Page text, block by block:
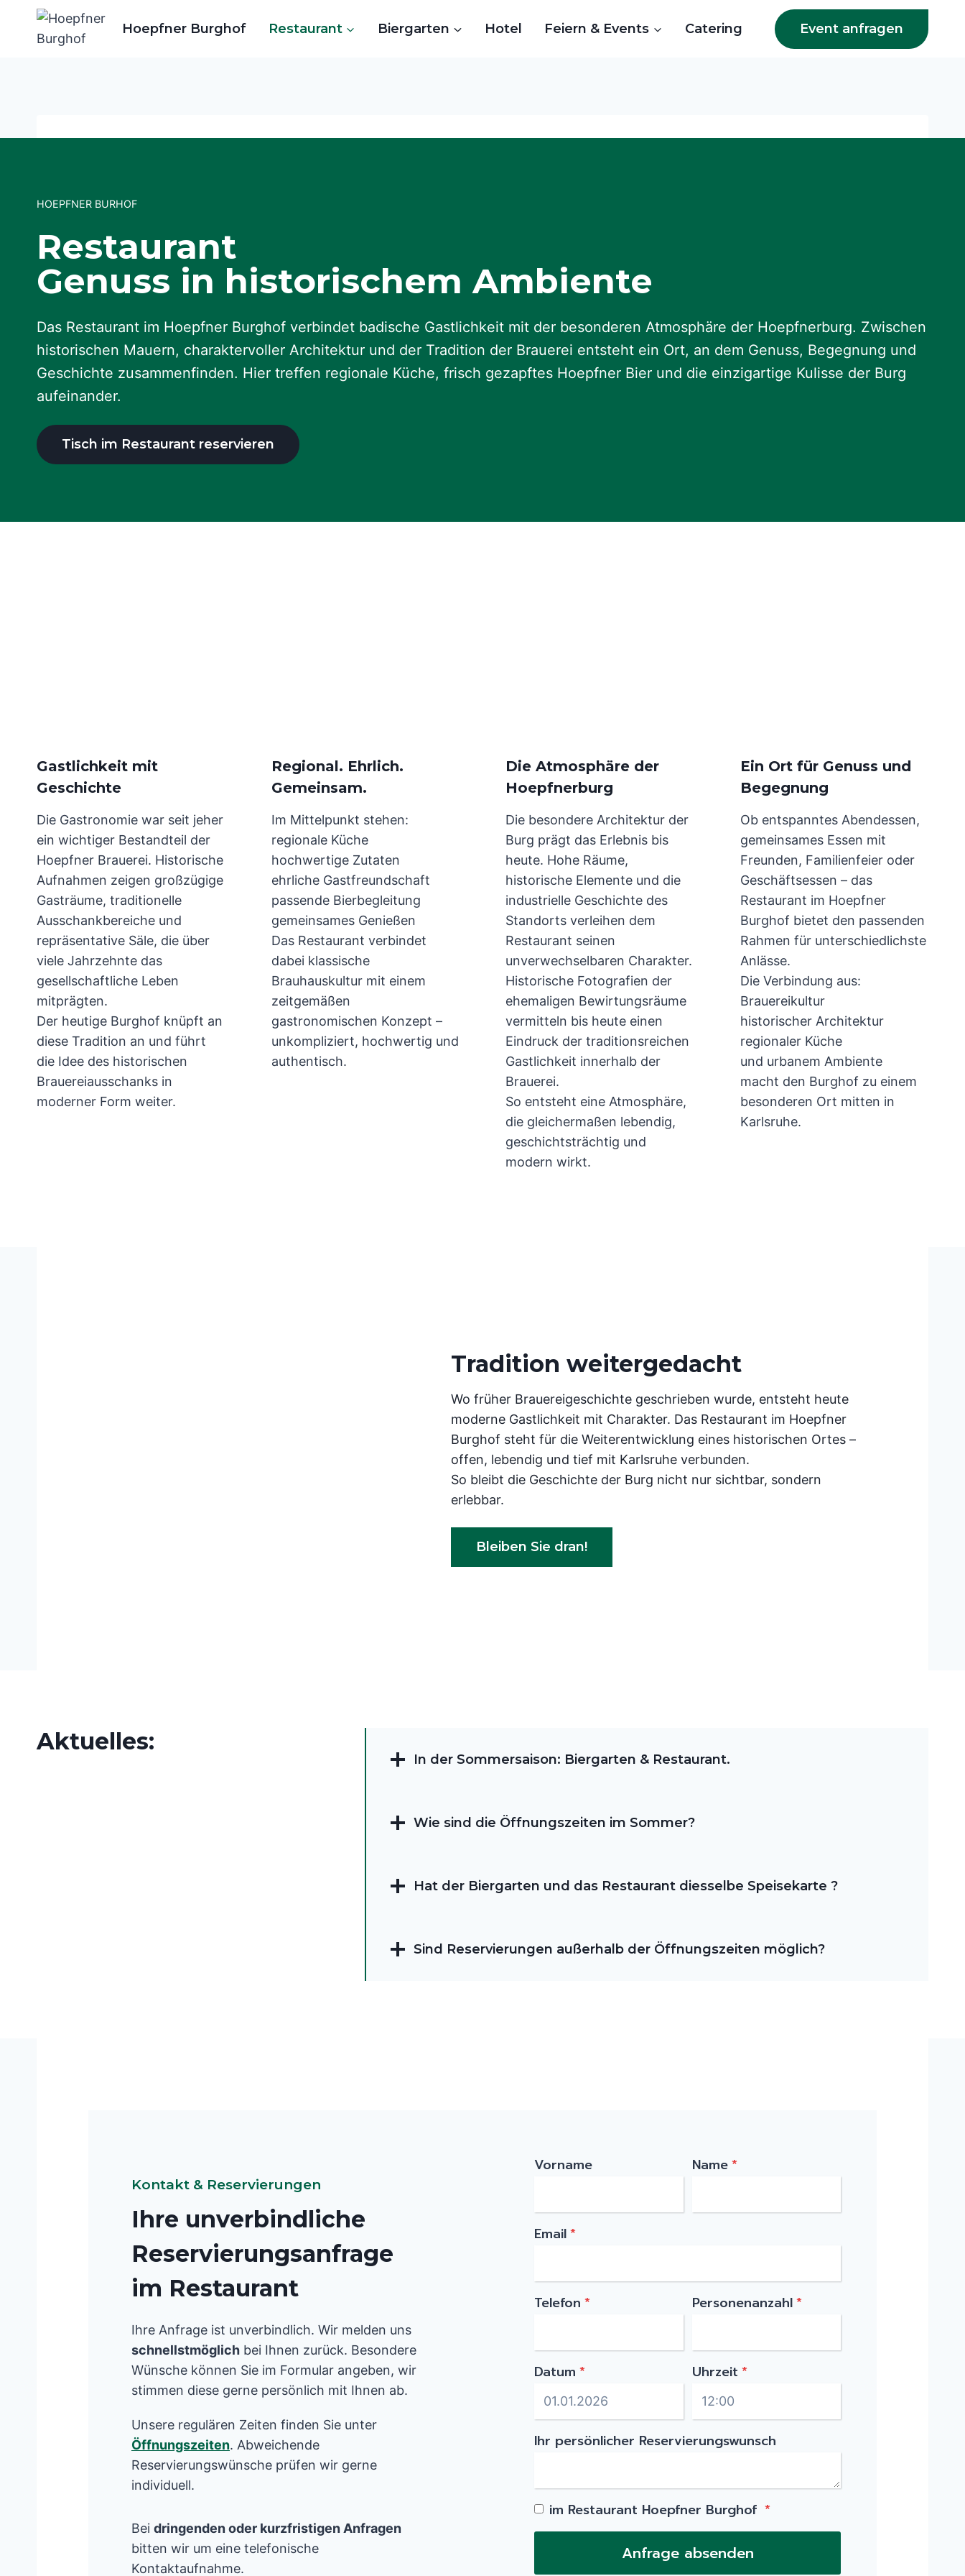
Hoepfner Burghof Restaurant Biergarten Hotel Feiern & Events Catering Event anfragen
HOEPFNER BURHOF
Restaurant
Genuss in historischem Ambiente
Das Restaurant im Hoepfner Burghof verbindet badische Gastlichkeit mit der besonderen Atmosphäre der Hoepfnerburg. Zwischen
historischen Mauern, charaktervoller Architektur und der Tradition der Brauerei entsteht ein Ort, an dem Genuss, Begegnung und
Geschichte zusammenfinden. Hier treffen regionale Küche, frisch gezapftes Hoepfner Bier und die einzigartige Kulisse der Burg
aufeinander.
Tisch im Restaurant reservieren
Gastlichkeit mit
Geschichte
Die Gastronomie war seit jeher
ein wichtiger Bestandteil der
Hoepfner Brauerei. Historische
Aufnahmen zeigen großzügige
Gasträume, traditionelle
Ausschankbereiche und
repräsentative Säle, die über
viele Jahrzehnte das
gesellschaftliche Leben
mitprägten.
Der heutige Burghof knüpft an
diese Tradition an und führt
die Idee des historischen
Brauereiausschanks in
moderner Form weiter.
Regional. Ehrlich.
Gemeinsam.
Im Mittelpunkt stehen:
regionale Küche
hochwertige Zutaten
ehrliche Gastfreundschaft
passende Bierbegleitung
gemeinsames Genießen
Das Restaurant verbindet
dabei klassische
Brauhauskultur mit einem
zeitgemäßen
gastronomischen Konzept –
unkompliziert, hochwertig und
authentisch.
Die Atmosphäre der
Hoepfnerburg
Die besondere Architektur der
Burg prägt das Erlebnis bis
heute. Hohe Räume,
historische Elemente und die
industrielle Geschichte des
Standorts verleihen dem
Restaurant seinen
unverwechselbaren Charakter.
Historische Fotografien der
ehemaligen Bewirtungsräume
vermitteln bis heute einen
Eindruck der traditionsreichen
Gastlichkeit innerhalb der
Brauerei.
So entsteht eine Atmosphäre,
die gleichermaßen lebendig,
geschichtsträchtig und
modern wirkt.
Ein Ort für Genuss und
Begegnung
Ob entspanntes Abendessen,
gemeinsames Essen mit
Freunden, Familienfeier oder
Geschäftsessen – das
Restaurant im Hoepfner
Burghof bietet den passenden
Rahmen für unterschiedlichste
Anlässe.
Die Verbindung aus:
Brauereikultur
historischer Architektur
regionaler Küche
und urbanem Ambiente
macht den Burghof zu einem
besonderen Ort mitten in
Karlsruhe.
Tradition weitergedacht
Wo früher Brauereigeschichte geschrieben wurde, entsteht heute
moderne Gastlichkeit mit Charakter. Das Restaurant im Hoepfner
Burghof steht für die Weiterentwicklung eines historischen Ortes –
offen, lebendig und tief mit Karlsruhe verbunden.
So bleibt die Geschichte der Burg nicht nur sichtbar, sondern
erlebbar.
Bleiben Sie dran!
Aktuelles:
In der Sommersaison: Biergarten & Restaurant.
Wie sind die Öffnungszeiten im Sommer?
Hat der Biergarten und das Restaurant diesselbe Speisekarte ?
Sind Reservierungen außerhalb der Öffnungszeiten möglich?
Kontakt & Reservierungen
Ihre unverbindliche
Reservierungsanfrage
im Restaurant
Ihre Anfrage ist unverbindlich. Wir melden uns
schnellstmöglich bei Ihnen zurück. Besondere
Wünsche können Sie im Formular angeben, wir
stimmen diese gerne persönlich mit Ihnen ab.
Unsere regulären Zeiten finden Sie unter
Öffnungszeiten. Abweichende
Reservierungswünsche prüfen wir gerne
individuell.
Bei dringenden oder kurzfristigen Anfragen
bitten wir um eine telefonische
Kontaktaufnahme.
Vorname Name*
Email*
Telefon * Personenanzahl*
Datum * Uhrzeit *
Ihr persönlicher Reservierungswunsch
im Restaurant Hoepfner Burghof *
Anfrage absenden